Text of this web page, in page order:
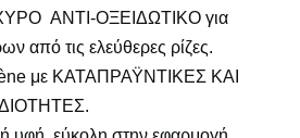
ΑΝΤΙ-ΟΞΕΙΔΩΤΙΚΟ για
από τις ελεύθερες ρίζες.
με ΚΑΤΑΠΡΑΫΝΤΙΚΕΣ ΚΑΙ